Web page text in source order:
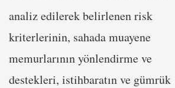
analiz edilerek belirlenen risk
kriterlerinin, sahada muayene
memurlarının yönlendirme ve
destekleri, istihbaratın ve gümrük